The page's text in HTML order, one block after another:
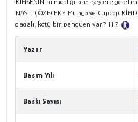
NASIL ÇÖZECEK? Mungo ve Cupcop
gagalı, kötü bir penguen var? Hı?
Yazar
Basım Yılı
Baskı Sayısı